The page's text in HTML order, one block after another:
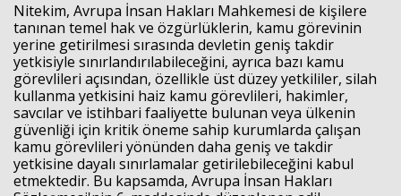
Nitekim, Avrupa İnsan Hakları Mahkemesi de kişilere
tanınan temel hak ve özgürlüklerin, kamu görevinin
yerine getirilmesi sırasında devletin geniş takdir
yetkisiyle sınırlandırılabileceğini, ayrıca bazı kamu
görevlileri açısından, özellikle üst düzey yetkililer, silah
kullanma yetkisini haiz kamu görevlileri, hakimler,
savcılar ve istihbari faaliyette bulunan veya ülkenin
güvenliği için kritik öneme sahip kurumlarda çalışan
kamu görevlileri yönünden daha geniş ve takdir
yetkisine dayalı sınırlamalar getirilebileceğini kabul
etmektedir. Bu kapsamda, Avrupa İnsan Hakları